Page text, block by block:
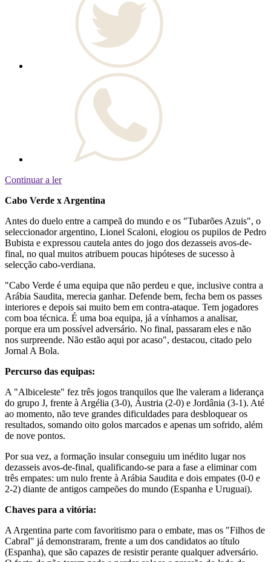
Continuar a ler
Cabo Verde x Argentina
Antes do duelo entre a campeã do mundo e os "Tubarões Azuis", o
seleccionador argentino, Lionel Scaloni, elogiou os pupilos de Pedro
Bubista e expressou cautela antes do jogo dos dezasseis avos-de-
final, no qual muitos atribuem poucas hipóteses de sucesso à
selecção cabo-verdiana.
"Cabo Verde é uma equipa que não perdeu e que, inclusive contra a
Arábia Saudita, merecia ganhar. Defende bem, fecha bem os passes
interiores e depois sai muito bem em contra-ataque. Tem jogadores
com boa técnica. É uma boa equipa, já a vínhamos a analisar,
porque era um possível adversário. No final, passaram eles e não
nos surpreende. Não estão aqui por acaso", destacou, citado pelo
Jornal A Bola.
Percurso das equipas:
A "Albiceleste" fez três jogos tranquilos que lhe valeram a liderança
do grupo J, frente à Argélia (3-0), Áustria (2-0) e Jordânia (3-1). Até
ao momento, não teve grandes dificuldades para desbloquear os
resultados, somando oito golos marcados e apenas um sofrido, além
de nove pontos.
Por sua vez, a formação insular conseguiu um inédito lugar nos
dezasseis avos-de-final, qualificando-se para a fase a eliminar com
três empates: um nulo frente à Arábia Saudita e dois empates (0-0 e
2-2) diante de antigos campeões do mundo (Espanha e Uruguai).
Chaves para a vitória:
A Argentina parte com favoritismo para o embate, mas os "Filhos de
Cabral" já demonstraram, frente a um dos candidatos ao título
(Espanha), que são capazes de resistir perante qualquer adversário.